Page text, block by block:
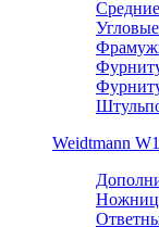
Weidtmann